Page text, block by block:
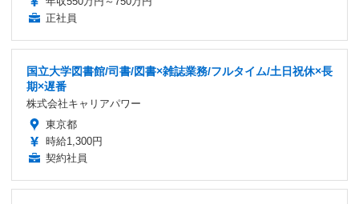
正社員
国立大学図書館/司書/図書×雑誌業務/フルタイム/土日祝休×長
期×遅番
株式会社キャリアパワー
東京都
時給1,300円
契約社員